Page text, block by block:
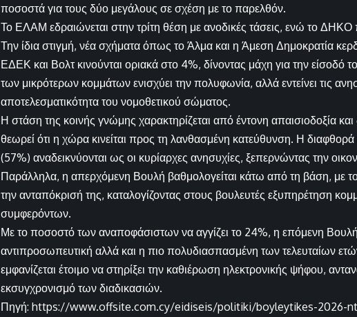
ποσοστά για τους δύο μεγάλους σε σχέση με το παρελθόν.
Το ΕΛΑΜ εδραιώνεται στην τρίτη θέση με ανοδικές τάσεις, ενώ το
Την ίδια στιγμή, νέα σχήματα όπως το Άλμα και η Άμεση Δημοκρατία
ΕΔΕΚ και Βολτ κινούνται οριακά στο 4%, δίνοντας μάχη για την είσοδό
των μικρότερων κομμάτων ενισχύει την πολυφωνία, αλλά εντείνει τις
αποτελεσματικότητα του νομοθετικού σώματος.
Η στάση της κοινής γνώμης χαρακτηρίζεται από έντονη απαισιοδοξία
θεωρεί ότι η χώρα κινείται προς τη λανθασμένη κατεύθυνση. Η
(57%) αναδεικνύονται ως οι κυρίαρχες ανησυχίες, ξεπερνώντας την
Παράλληλα, η απερχόμενη Βουλή βαθμολογείται κάτω από τη βάση, με το
την ανταπόκρισή της, καταλογίζοντας στους βουλευτές εξυπηρέτηση
συμφερόντων.
Με το ποσοστό των αναποφάσιστων να αγγίζει το 24%, η επόμενη
αντιπροσωπευτική αλλά και η πιο πολυδιασπασμένη των τελευταίων
εμφανίζεται έτοιμο να στηρίξει την καθιέρωση ηλεκτρονικής ψήφου,
εκσυγχρονισμό των διαδικασιών.
Πηγή: https://www.offsite.com.cy/eidiseis/politiki/boyleytikes-2026-